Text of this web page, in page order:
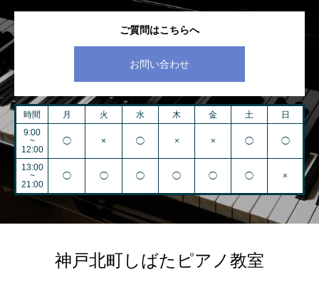
ご質問はこちらへ
お問い合わせ
時間 月 火 水 木 金 土
日
9:00
~
12:00
◯ × ◯ × × ◯ ◯
13:00
~
21:00
◯ ◯ ◯ ◯ ◯ ◯ ×
神戸北町しばたピアノ教室